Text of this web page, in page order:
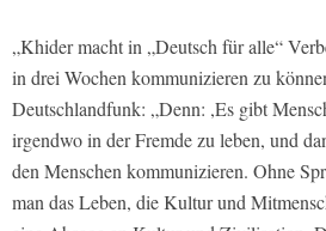
„Khider macht in „Deutsch für alle“
in drei Wochen kommunizieren zu
Deutschlandfunk: „Denn: ,Es gibt
irgendwo in der Fremde zu leben, und
den Menschen kommunizieren. Ohne
man das Leben, die Kultur und